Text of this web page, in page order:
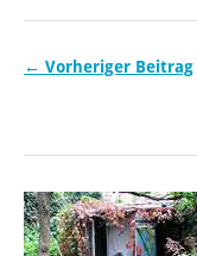
← Vorheriger Beitrag